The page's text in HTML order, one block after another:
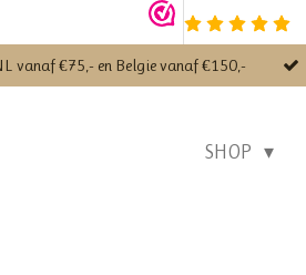
vanaf €75,- en Belgie vanaf €150,-
SHOP